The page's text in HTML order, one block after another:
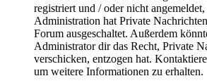
registriert und / oder nicht
Administration hat Private
Forum ausgeschaltet. Außerdem
Administrator dir das Recht, Private
verschicken, entzogen hat.
um weitere Informationen zu erhalten.